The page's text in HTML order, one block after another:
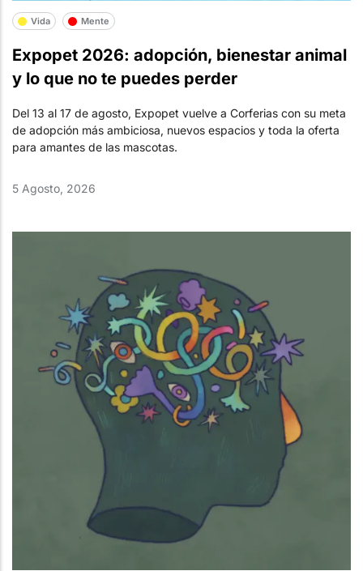
Vida Mente
Expopet 2026: adopción, bienestar animal
y lo que no te puedes perder
Del 13 al 17 de agosto, Expopet vuelve a Corferias con su meta
de adopción más ambiciosa, nuevos espacios y toda la oferta
para amantes de las mascotas.
5 Agosto, 2026